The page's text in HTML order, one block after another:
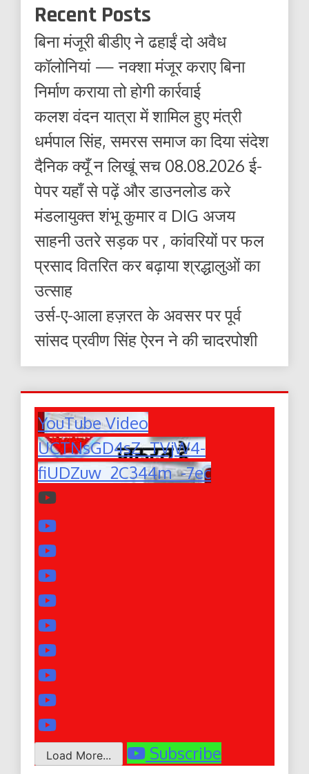
Recent Posts
बिना मंजूरी बीडीए ने ढहाईं दो अवैध
कॉलोनियां — नक्शा मंजूर कराए बिना
निर्माण कराया तो होगी कार्रवाई
कलश वंदन यात्रा में शामिल हुए मंत्री
धर्मपाल सिंह, समरस समाज का दिया संदेश
दैनिक क्यूँ न लिखूं सच 08.08.2026 ई-
पेपर यहाँ से पढ़ें और डाउनलोड करे
मंडलायुक्त शंभू कुमार व DIG अजय
साहनी उतरे सड़क पर , कांवरियों पर फल
प्रसाद वितरित कर बढ़ाया श्रद्धालुओं का
उत्साह
उर्स-ए-आला हज़रत के अवसर पर पूर्व
सांसद प्रवीण सिंह ऐरन ने की चादरपोशी
YouTube Video
UCTNsGD4sZ_TVjW4-
fiUDZuw_2C344m_-7ec
Load More... Subscribe